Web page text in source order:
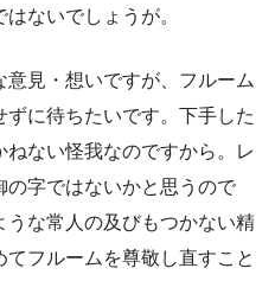
ないでしょうが。
見・想いですが、フルーム
に待ちたいです。下手した
ない怪我なのですから。レ
の字ではないかと思うので
な常人の及びもつかない精
フルームを尊敬し直すこと